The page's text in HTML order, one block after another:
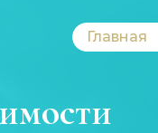
Главная